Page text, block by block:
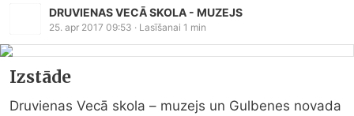
DRUVIENAS VECĀ SKOLA - MUZEJS
25. apr 2017 09:53 · Lasīšanai 1 min
Izstāde
Druvienas Vecā skola – muzejs un Gulbenes novada